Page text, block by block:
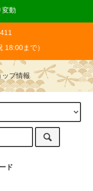
変動
18:00まで）
プ情報
ド